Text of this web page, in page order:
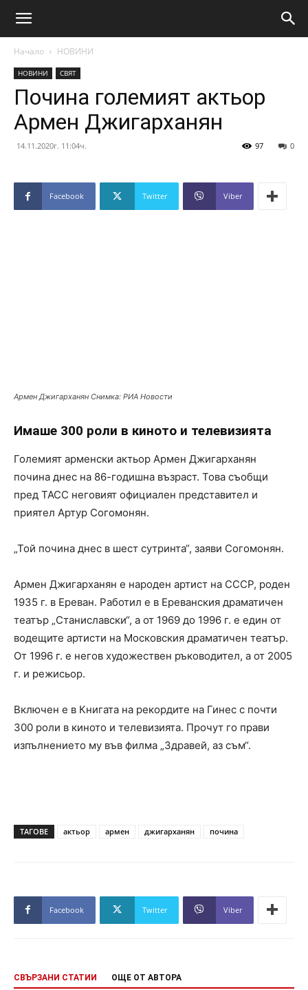
Начало НОВИНИ
НОВИНИ СВЯТ
Почина големият актьор
Армен Джигарханян
14.11.2020г. 11:04ч. 0
97
Facebook Twitter Viber
Армен Джигарханян Снимка: РИА Новости
Имаше 300 роли в киното и телевизията
Големият арменски актьор Армен Джигарханян
почина днес на 86-годишна възраст. Това съобщи
пред ТАСС неговият официален представител и
приятел Артур Согомонян.
„Той почина днес в шест сутринта“, заяви Согомонян.
Армен Джигарханян е народен артист на СССР, роден
1935 г. в Ереван. Работил е в Ереванския драматичен
театър „Станиславски“, а от 1969 до 1996 г. е един от
водещите артисти на Московския драматичен театър.
От 1996 г. е негов художествен ръководител, а от 2005
г. и режисьор.
Включен е в Книгата на рекордите на Гинес с почти
300 роли в киното и телевизията. Прочут го прави
изпълнението му във филма „Здравей, аз съм“.
ТАГОВЕ актьор армен джигарханян почина
Facebook Twitter Viber
СВЪРЗАНИ СТАТИИ ОЩЕ ОТ АВТОРА